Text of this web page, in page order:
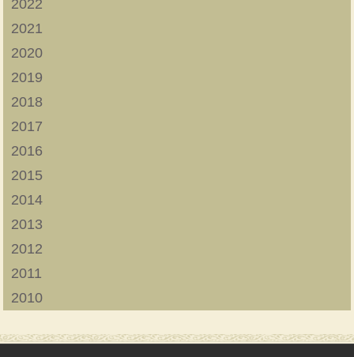
2022
2021
2020
2019
2018
2017
2016
2015
2014
2013
2012
2011
2010